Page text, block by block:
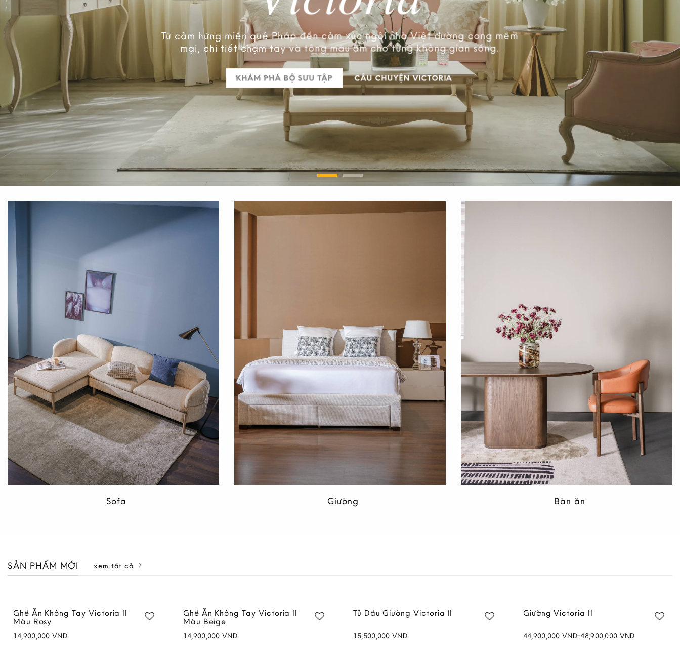
Từ cảm hứng miền quê Pháp đến cảm xúc ngôi nhà Việt đường cong mềm
mại, chi tiết chạm tay và tông màu ấm cho từng không gian sống.
KHÁM PHÁ BỘ SƯU TẬP CÂU CHUYỆN VICTORIA
Bộ sưu tập hoa & hương thơm cao cấp
mới nhất đã có mặt tại Nhà Xinh
Sofa Giường Bàn ăn
SẢN PHẨM MỚI xem tất cả
Tủ Áo Victoria II 1M8
72,800,000VND
Sofa Mây II 2.5 Chỗ Màu Nâu
24,900,000VND
Sofa Mây II 2 Chỗ Màu Xám
21,900,000VND
Arrmchair Mây II Màu Nâu
14,500,000VND